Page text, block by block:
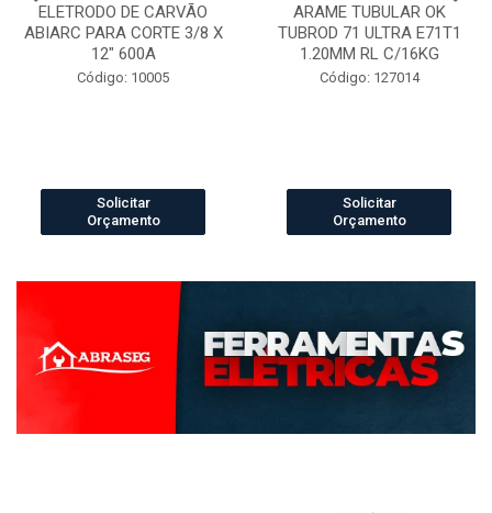
ELETRODO DE CARVÃO
ABIARC PARA CORTE 3/8 X
12" 600A
Código: 10005
Solicitar
Orçamento
ARAME TUBULAR OK
TUBROD 71 ULTRA E71T1
1.20MM RL C/16KG
Código: 127014
Solicitar
Orçamento